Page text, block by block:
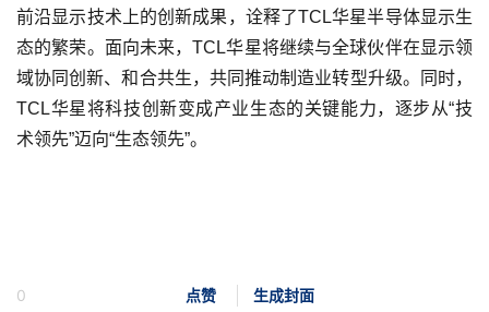
前沿显示技术上的创新成果，诠释了TCL华星半导体显示生
态的繁荣。面向未来，TCL华星将继续与全球伙伴在显示领
域协同创新、和合共生，共同推动制造业转型升级。同时，
TCL华星将科技创新变成产业生态的关键能力，逐步从“技
术领先”迈向“生态领先”。
点赞 生成封面
0